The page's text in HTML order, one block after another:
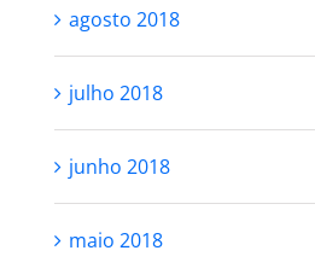
agosto 2018
julho 2018
junho 2018
maio 2018